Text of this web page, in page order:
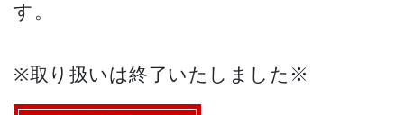
す。
※取り扱いは終了いたしました※